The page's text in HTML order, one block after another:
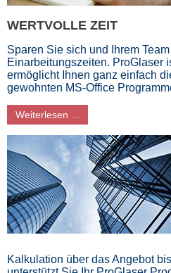
WERTVOLLE ZEIT
Sparen Sie sich und Ihrem
Einarbeitungszeiten. ProGlaser
ermöglicht Ihnen ganz einfach
gewohnten MS-Office
Weiterlesen ...
Kalkulation über das Angebot